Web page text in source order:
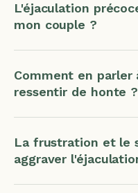
L'éjaculation
mon couple ?
Comment en parler
ressentir de honte ?
La frustration et le
aggraver